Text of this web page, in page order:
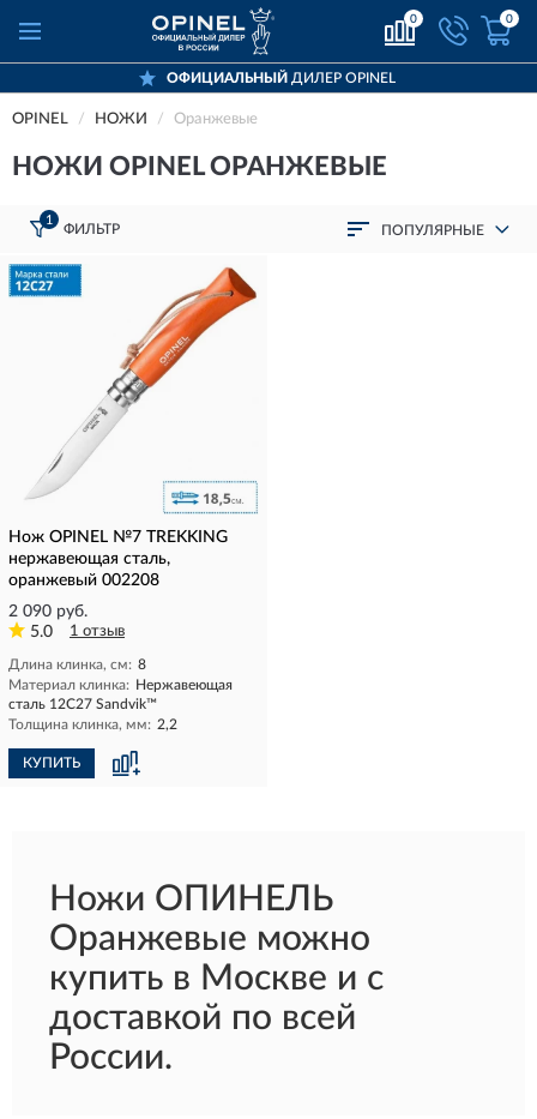
0 0
ОФИЦИАЛЬНЫЙ ДИЛЕР OPINEL
OPINEL НОЖИ Оранжевые
НОЖИ OPINEL ОРАНЖЕВЫЕ
1
ФИЛЬТР ПОПУЛЯРНЫЕ
Нож OPINEL №7 TREKKING
нержавеющая сталь,
оранжевый 002208
2 090 руб.
5.0
1 отзыв
Длина клинка, см: 8
Материал клинка: Нержавеющая
сталь 12С27 Sandvik™
Толщина клинка, мм: 2,2
КУПИТЬ
Ножи ОПИНЕЛЬ
Оранжевые можно
купить в Москве и с
доставкой по всей
России.